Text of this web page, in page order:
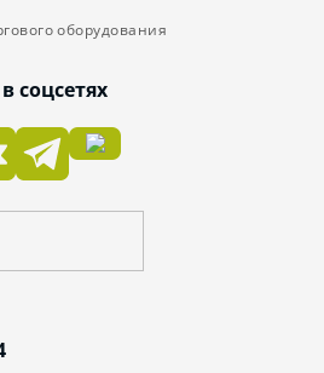
оборудования
соцсетях